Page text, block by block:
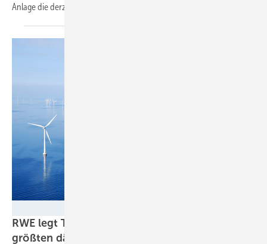
Anlage die derzeit leistungsstärkste in
RWE legt Termin fest: 2025 beginnt der Bau des
größten dänischen